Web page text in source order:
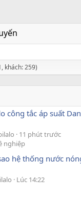
khách: 259)
công tắc áp suất
11 phút trước
nghiệp
hệ thống nước
Lúc 14:22